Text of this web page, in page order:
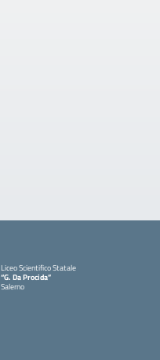
Liceo Scientifico Statale
“G. Da Procida”
Salerno